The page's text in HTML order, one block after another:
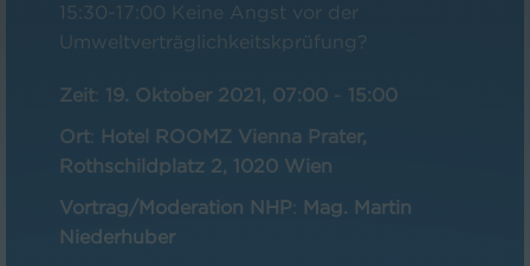
15:30-17:00 Keine Angst vor der
Umweltverträglichkeitskprüfung?
Zeit: 19. Oktober 2021, 07:00 - 15:00
Ort: Hotel ROOMZ Vienna Prater,
Rothschildplatz 2, 1020 Wien
Vortrag/Moderation NHP: Mag. Martin
Niederhuber